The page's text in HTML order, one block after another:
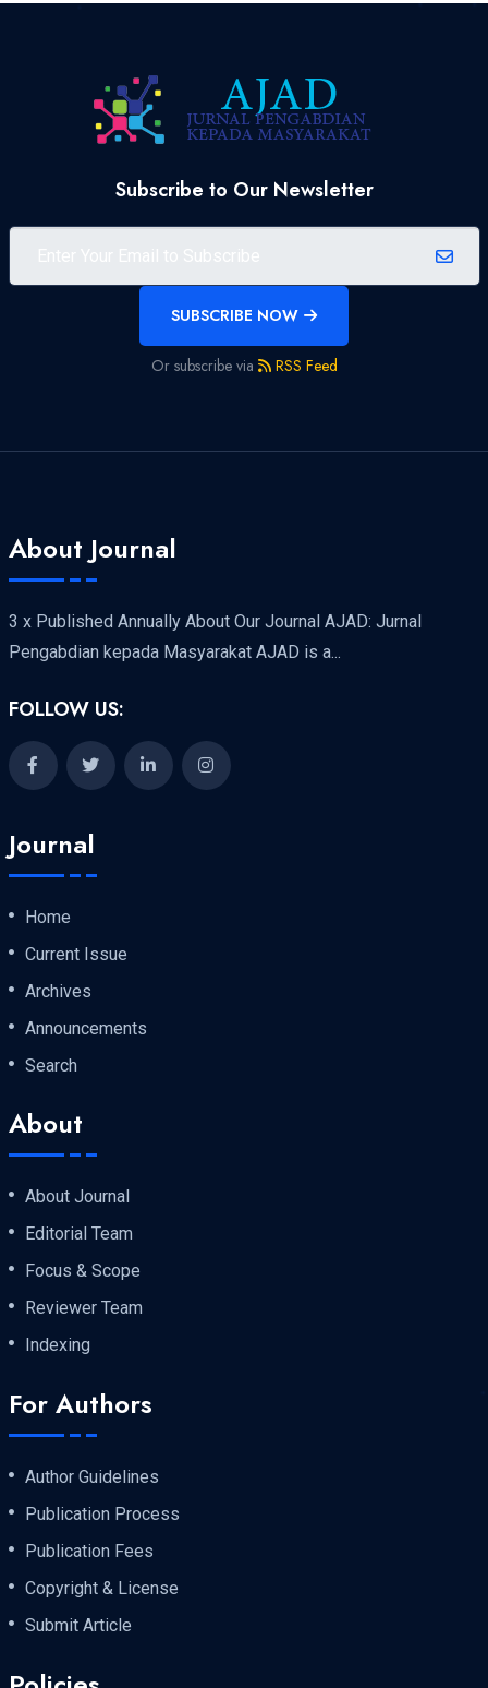
Subscribe to Our Newsletter
SUBSCRIBE NOW
Or subscribe via RSS Feed
About Journal
3 x Published Annually About Our Journal AJAD: Jurnal
Pengabdian kepada Masyarakat AJAD is a...
FOLLOW US:
Journal
Home
Current Issue
Archives
Announcements
Search
About
About Journal
Editorial Team
Focus & Scope
Reviewer Team
Indexing
For Authors
Author Guidelines
Publication Process
Publication Fees
Copyright & License
Submit Article